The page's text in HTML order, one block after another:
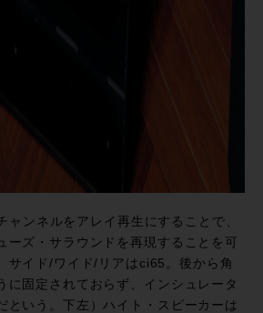
ャンネルをアレイ再生にすることで、
ーズ・サラウンドを再現することを可
サイド/ワイド/リアはci65。後から角
に固定されておらず、インシュレータ
という。下左）ハイト・スピーカーは